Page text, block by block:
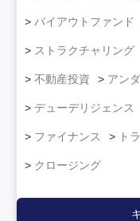
バイアウトファンド
ストラクチャリング
不動産投資 アン
デューデリジェンス
ファイナンス ト
クロージング